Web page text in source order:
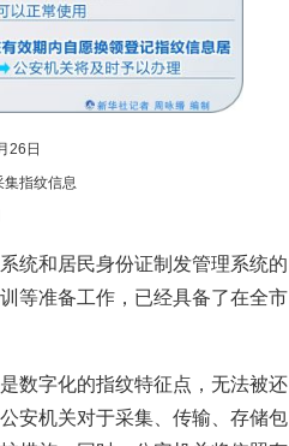
26日
集指纹信息
统和居民身份证制发管理系统的
等准备工作，已经具备了在全市
数字化的指纹特征点，无法被还
安机关对于采集、传输、存储包